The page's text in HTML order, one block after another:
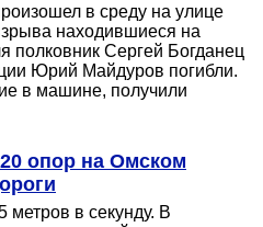
в среду на улице
находившиеся на
полковник Сергей Богданец
Юрий Майдуров погибли.
в машине, получили
опор на Омском
метров в секунду. В